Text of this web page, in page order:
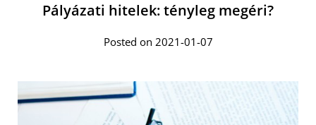
Pályázati hitelek: tényleg megéri?
Posted on 2021-01-07